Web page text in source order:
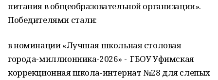
питания в общеобразовательной организации».
Победителями стали:
в номинации «Лучшая школьная столовая
города-миллионника-2026» - ГБОУ Уфимская
коррекционная школа-интернат №28 для слепых